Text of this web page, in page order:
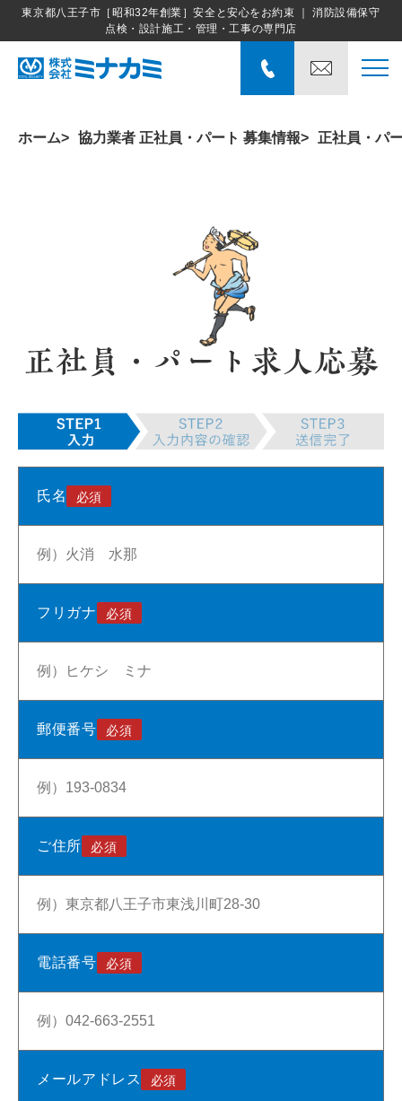
東京都八王子市［昭和32年創業］安全と安心をお約束 ｜ 消防設備保守
点検・設計施工・管理・工事の専門店
ホーム 協力業者 正社員・パート 募集情報 正社員・パ
氏名
フリガナ
郵便番号
ご住所
電話番号
メールアドレス